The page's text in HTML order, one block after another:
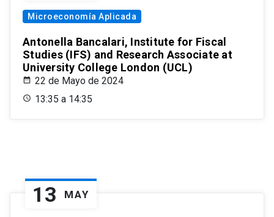
Microeconomía Aplicada
Antonella Bancalari, Institute for Fiscal
Studies (IFS) and Research Associate at
University College London (UCL)
22 de Mayo de 2024
13:35 a 14:35
13 MAY